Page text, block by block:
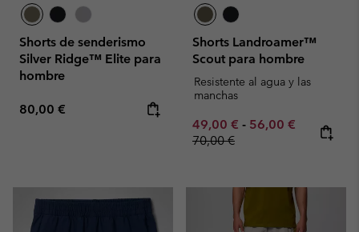
Shorts de senderismo
Silver Ridge™ Elite para
hombre
Regular price:
80,00 €
Shorts Landroamer™
Scout para hombre
Resistente al agua y las
manchas
Minimum sale price:
49,00 € - Maximum sale
56,00 € Regular
70,00 €